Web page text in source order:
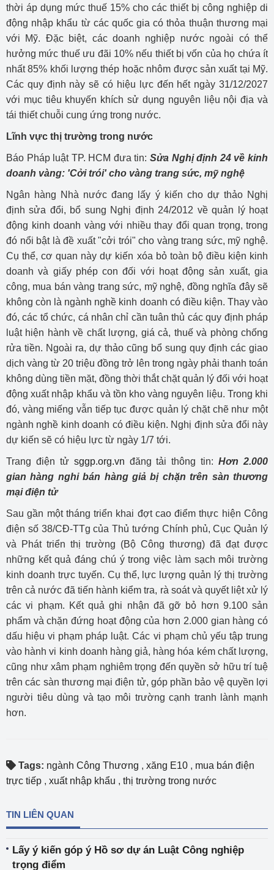
thời áp dụng mức thuế 15% cho các thiết bị công nghiệp di
động nhập khẩu từ các quốc gia có thỏa thuận thương mại
với Mỹ. Đặc biệt, các doanh nghiệp nước ngoài có thể
hưởng mức thuế ưu đãi 10% nếu thiết bị vốn của họ chứa ít
nhất 85% khối lượng thép hoặc nhôm được sản xuất tại Mỹ.
Các quy định này sẽ có hiệu lực đến hết ngày 31/12/2027
với mục tiêu khuyến khích sử dụng nguyên liệu nội địa và
tái thiết chuỗi cung ứng trong nước.
Lĩnh vực thị trường trong nước
Báo Pháp luật TP. HCM đưa tin:Sửa Nghị định 24 về kinh
doanh vàng: 'Cởi trói' cho vàng trang sức, mỹ nghệ
Ngân hàng Nhà nước đang lấy ý kiến cho dự thảo Nghị
định sửa đổi, bổ sung Nghị định 24/2012 về quản lý hoạt
động kinh doanh vàng với nhiều thay đổi quan trọng, trong
đó nổi bật là đề xuất "cởi trói" cho vàng trang sức, mỹ nghệ.
Cụ thể, cơ quan này dự kiến xóa bỏ toàn bộ điều kiện kinh
doanh và giấy phép con đối với hoạt động sản xuất, gia
công, mua bán vàng trang sức, mỹ nghệ, đồng nghĩa đây sẽ
không còn là ngành nghề kinh doanh có điều kiện. Thay vào
đó, các tổ chức, cá nhân chỉ cần tuân thủ các quy định pháp
luật hiện hành về chất lượng, giá cả, thuế và phòng chống
rửa tiền. Ngoài ra, dự thảo cũng bổ sung quy định các giao
dịch vàng từ 20 triệu đồng trở lên trong ngày phải thanh toán
không dùng tiền mặt, đồng thời thắt chặt quản lý đối với hoạt
động xuất nhập khẩu và tồn kho vàng nguyên liệu. Trong khi
đó, vàng miếng vẫn tiếp tục được quản lý chặt chẽ như một
ngành nghề kinh doanh có điều kiện. Nghị định sửa đổi này
dự kiến sẽ có hiệu lực từ ngày 1/7 tới.
Trang điện tử sggp.org.vn đăng tải thông tin:Hơn 2.000
gian hàng nghi bán hàng giả bị chặn trên sàn thương
mại điện tử
Sau gần một tháng triển khai đợt cao điểm thực hiện Công
điện số 38/CĐ-TTg của Thủ tướng Chính phủ, Cục Quản lý
và Phát triển thị trường (Bộ Công thương) đã đạt được
những kết quả đáng chú ý trong việc làm sạch môi trường
kinh doanh trực tuyến. Cụ thể, lực lượng quản lý thị trường
trên cả nước đã tiến hành kiểm tra, rà soát và quyết liệt xử lý
các vi phạm. Kết quả ghi nhận đã gỡ bỏ hơn 9.100 sản
phẩm và chặn đứng hoạt động của hơn 2.000 gian hàng có
dấu hiệu vi phạm pháp luật. Các vi phạm chủ yếu tập trung
vào hành vi kinh doanh hàng giả, hàng hóa kém chất lượng,
cũng như xâm phạm nghiêm trọng đến quyền sở hữu trí tuệ
trên các sàn thương mại điện tử, góp phần bảo vệ quyền lợi
người tiêu dùng và tạo môi trường cạnh tranh lành mạnh
hơn.
Tags: ngành Công Thương , xăng E10 , mua bán điện
trực tiếp , xuất nhập khẩu , thị trường trong nước
TIN LIÊN QUAN
Lấy ý kiến góp ý Hồ sơ dự án Luật Công nghiệp
trọng điểm